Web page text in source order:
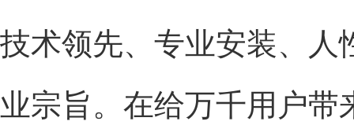
技术领先、专业安装、人
业宗旨。在给万千用户带